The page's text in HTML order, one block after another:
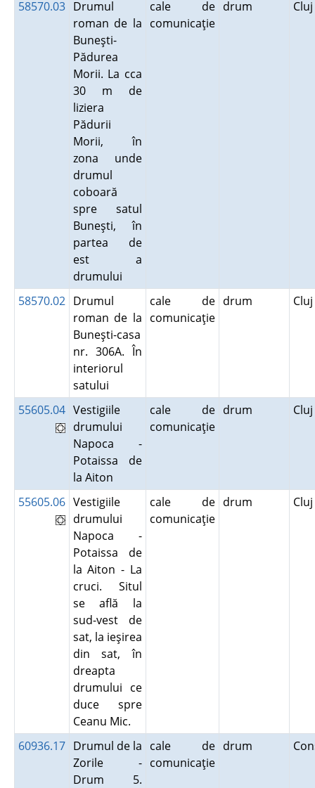
58570.03 Drumul
roman de la
Buneşti-
Pădurea
Morii. La cca
30 m de
liziera
Pădurii
Morii, în
zona unde
drumul
coboară
spre satul
Buneşti, în
partea de
est a
drumului
cale de
comunicaţie
drum
58570.02 Drumul
roman de la
Buneşti-casa
nr. 306A. În
interiorul
satului
cale de
comunicaţie
drum
55605.04 Vestigiile
drumului
Napoca -
Potaissa de
la Aiton
cale de
comunicaţie
drum
55605.06 Vestigiile
drumului
Napoca -
Potaissa de
la Aiton - La
cruci. Situl
se află la
sud-vest de
sat, la ieşirea
din sat, în
dreapta
drumului ce
duce spre
Ceanu Mic.
cale de
comunicaţie
drum
60936.17 Drumul de la
Zorile -
Drum 5.
cale de
comunicaţie
drum